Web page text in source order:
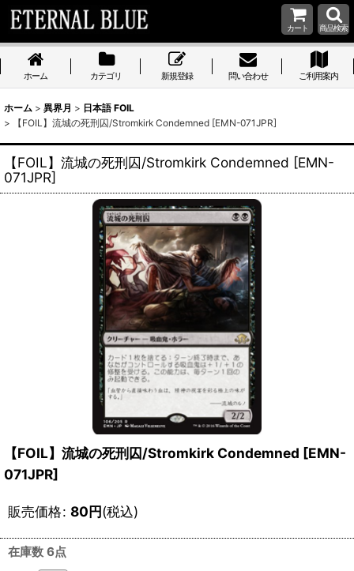
カート 商品検索
ホーム カテゴリ 新規登録 問い合わせ ご利用案内
ホーム > 異界月 > 日本語 FOIL
>
【FOIL】流城の死刑囚/Stromkirk Condemned [EMN-071JPR]
【FOIL】流城の死刑囚/Stromkirk Condemned [EMN-
071JPR]
【FOIL】流城の死刑囚/Stromkirk Condemned [EMN-
071JPR]
販売価格: 80円(税込)
在庫数 6点